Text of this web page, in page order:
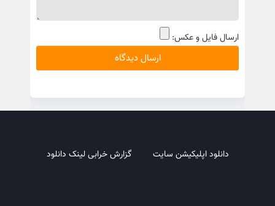
ارسال فایل و عکس:
دانلود اپلیکیشن سایت گزارش خرابی لینک دانلود